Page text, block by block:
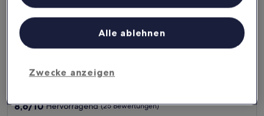
3.0-
Unterkunft
8.6
8,6/10 Hervorragend (25 Bewertungen)
Liste der Partner (Lieferanten)
Zwecke anzeigen
Alle ablehnen